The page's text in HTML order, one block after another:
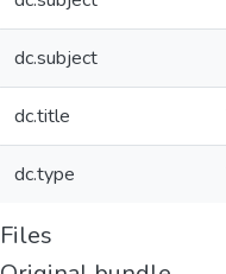
dc.subject
dc.title
dc.type
Files